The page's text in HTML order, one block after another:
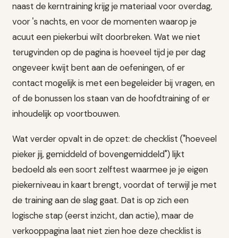
naast de kerntraining krijg je materiaal voor overdag,
voor 's nachts, en voor de momenten waarop je
acuut een piekerbui wilt doorbreken. Wat we niet
terugvinden op de pagina is hoeveel tijd je per dag
ongeveer kwijt bent aan de oefeningen, of er
contact mogelijk is met een begeleider bij vragen, en
of de bonussen los staan van de hoofdtraining of er
inhoudelijk op voortbouwen.
Wat verder opvalt in de opzet: de checklist ("hoeveel
pieker jij, gemiddeld of bovengemiddeld") lijkt
bedoeld als een soort zelftest waarmee je je eigen
piekerniveau in kaart brengt, voordat of terwijl je met
de training aan de slag gaat. Dat is op zich een
logische stap (eerst inzicht, dan actie), maar de
verkooppagina laat niet zien hoe deze checklist is